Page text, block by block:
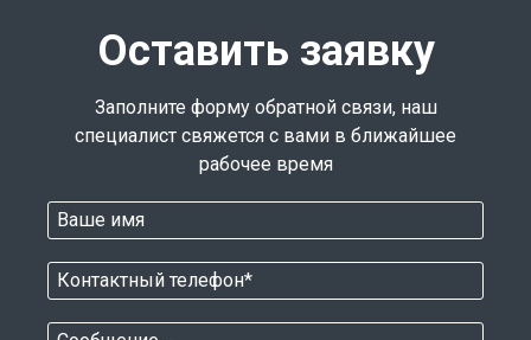
Оставить заявку
Заполните форму обратной связи, наш
специалист свяжется с вами в ближайшее
рабочее время